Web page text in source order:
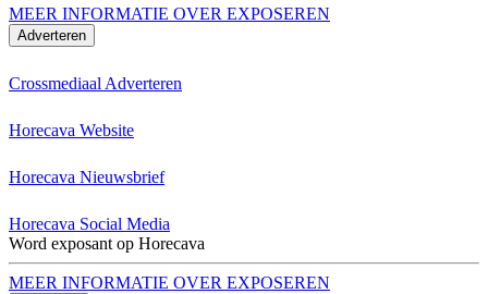
MEER INFORMATIE OVER EXPOSEREN
Adverteren
Crossmediaal Adverteren
Horecava Website
Horecava Nieuwsbrief
Horecava Social Media
Word exposant op Horecava
MEER INFORMATIE OVER EXPOSEREN